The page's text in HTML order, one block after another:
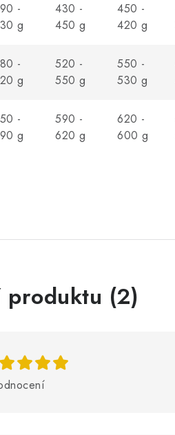
-
g
430 -
450 g
450 -
420 g
-
g
520 -
550 g
550 -
530 g
-
g
590 -
620 g
620 -
600 g
produktu (2)